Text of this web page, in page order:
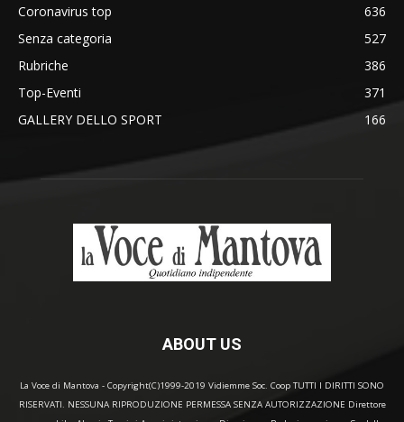
Coronavirus top
636
Senza categoria
527
Rubriche
386
Top-Eventi
371
GALLERY DELLO SPORT
166
ABOUT US
La Voce di Mantova - Copyright(C)1999-2019 Vidiemme Soc. Coop TUTTI I DIRITTI SONO
RISERVATI. NESSUNA RIPRODUZIONE PERMESSA SENZA AUTORIZZAZIONE Direttore